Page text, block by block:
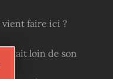
vient faire ici ?
était loin de son